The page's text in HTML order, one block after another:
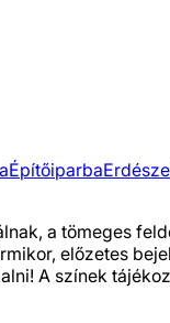
Építőiparba
a tömeges
előzetes
A színek